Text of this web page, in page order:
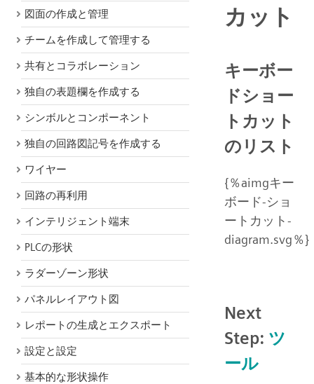
図面の作成と管理
チームを作成して管理する
共有とコラボレーション
独自の表題欄を作成する
シンボルとコンポーネント
独自の回路図記号を作成する
ワイヤー
回路の再利用
インテリジェント端末
PLCの形状
ラダーゾーン形状
パネルレイアウト図
レポートの生成とエクスポート
設定と設定
基本的な形状操作
カット
キーボー
ドショー
トカット
のリスト
{％aimgキー
ボード-ショ
ートカット-
diagram.svg％}
Next
Step: ツ
ール